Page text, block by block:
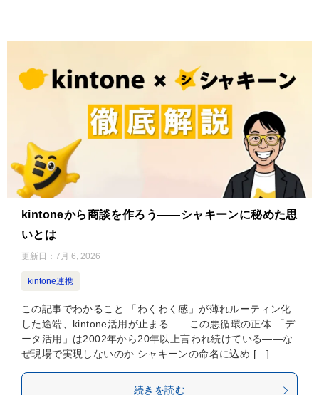
kintoneから商談を作ろう——シャキーンに秘めた思
いとは
更新日： 7月 6, 2026
kintone連携
この記事でわかること 「わくわく感」が薄れルーティン化
した途端、kintone活用が止まる——この悪循環の正体 「デ
ータ活用」は2002年から20年以上言われ続けている——な
ぜ現場で実現しないのか シャキーンの命名に込め […]
続きを読む